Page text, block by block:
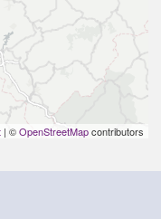
| ©OpenStreetMapcontributors